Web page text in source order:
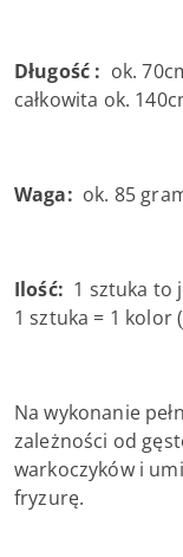
Długość : ok.
całkowita ok.
Waga: ok. 85
Ilość: 1 sztuka to
1 sztuka = 1 kolor
Na wykonanie
zależności od
warkoczyków i
fryzurę.